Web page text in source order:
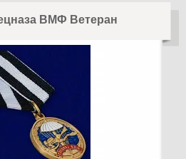
ВМФ Ветеран